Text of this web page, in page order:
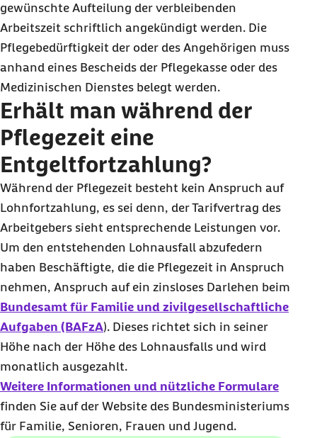
gewünschte Aufteilung der verbleibenden
Arbeitszeit schriftlich angekündigt werden. Die
Pflegebedürftigkeit der oder des Angehörigen muss
anhand eines Bescheids der Pflegekasse oder des
Medizinischen Dienstes belegt werden.
Erhält man während der
Pflegezeit eine
Entgeltfortzahlung?
Während der Pflegezeit besteht kein Anspruch auf
Lohnfortzahlung, es sei denn, der Tarifvertrag des
Arbeitgebers sieht entsprechende Leistungen vor.
Um den entstehenden Lohnausfall abzufedern
haben Beschäftigte, die die Pflegezeit in Anspruch
nehmen, Anspruch auf ein zinsloses Darlehen beim
Bundesamt für Familie und zivilgesellschaftliche
Aufgaben (BAFzA). Dieses richtet sich in seiner
Höhe nach der Höhe des Lohnausfalls und wird
monatlich ausgezahlt.
Weitere Informationen und nützliche Formulare
finden Sie auf der Website des Bundesministeriums
für Familie, Senioren, Frauen und Jugend.